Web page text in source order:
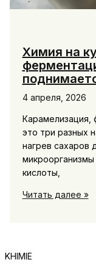
Химия на
4 апреля, 2026
это три разных
нагрев сахаров
кислоты,
Химия
и
Читать далее »
KHIMIE